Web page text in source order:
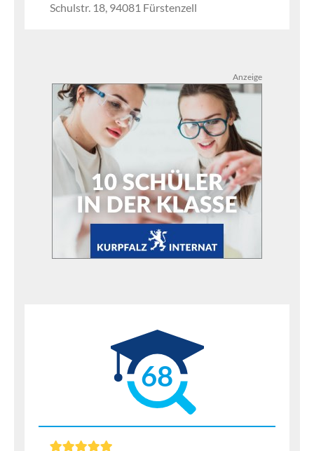
Schulstr. 18, 94081 Fürstenzell
Anzeige
68